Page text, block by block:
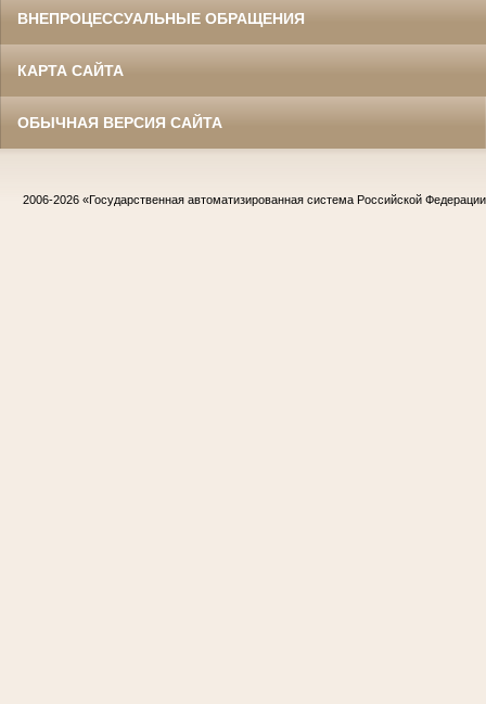
ВНЕПРОЦЕССУАЛЬНЫЕ ОБРАЩЕНИЯ
КАРТА САЙТА
ОБЫЧНАЯ ВЕРСИЯ САЙТА
2006-2026 «Государственная автоматизированная система Российской